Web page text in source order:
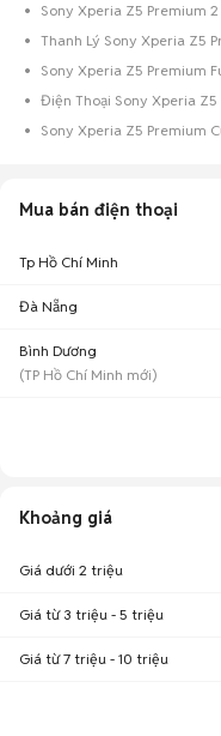
Mua bán điện thoại
Tp Hồ Chí Minh
Đà Nẵng
Bình Dương
(TP Hồ Chí Minh mới)
Khoảng giá
Giá dưới 2 triệu
Giá từ 3 triệu - 5 triệu
Giá từ 7 triệu - 10 triệu